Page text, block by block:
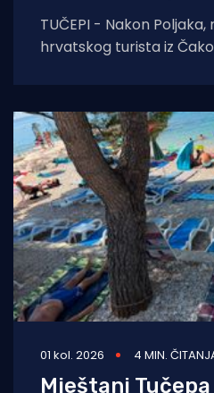
TUČEPI - Nakon
hrvatskog turista iz
01 kol. 2026 4 MIN.
Mještani